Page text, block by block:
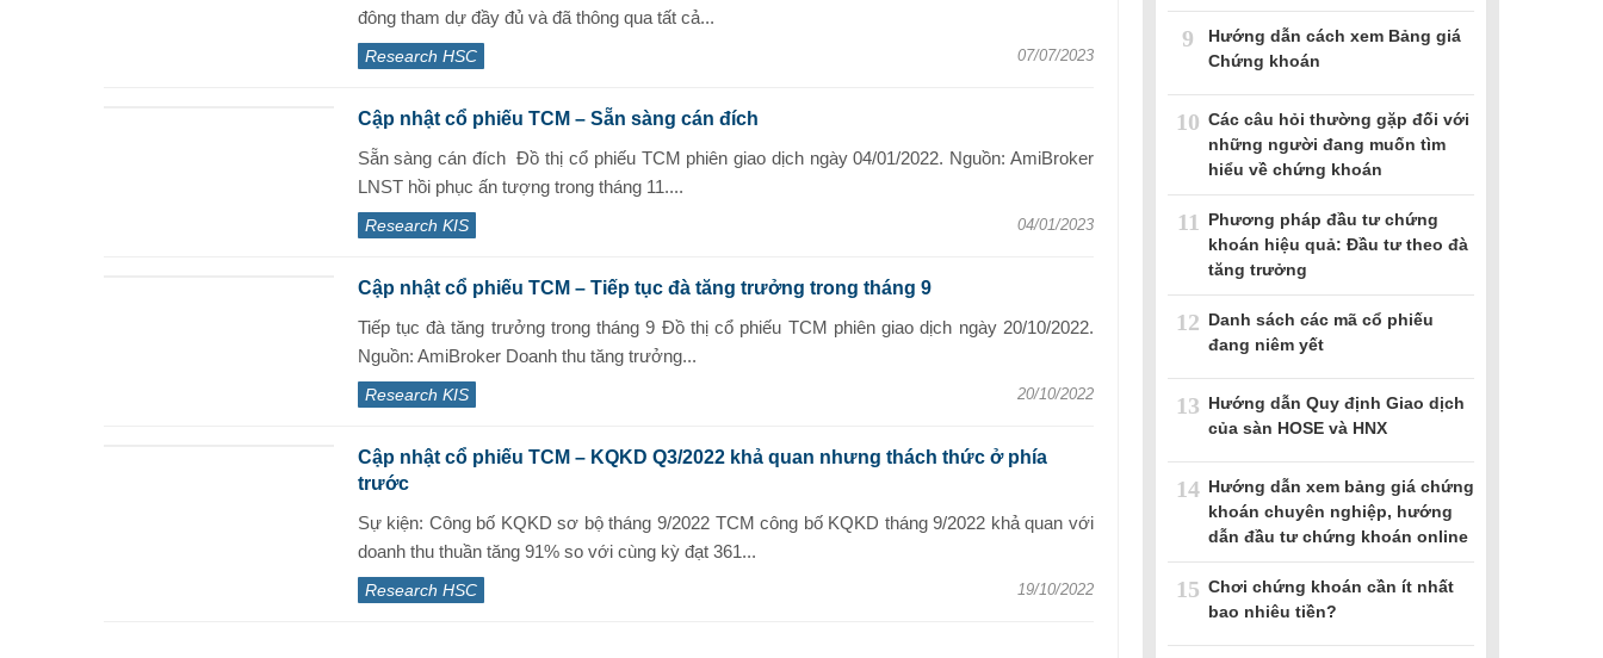
đông tham dự đầy đủ và đã thông qua tất cả...
Research HSC 07/07/2023
Cập nhật cổ phiếu TCM – Sẵn sàng cán đích
Sẵn sàng cán đích Đồ thị cổ phiếu TCM phiên giao dịch ngày 04/01/2022. Nguồn: AmiBroker
LNST hồi phục ấn tượng trong tháng 11....
Research KIS 04/01/2023
Cập nhật cổ phiếu TCM – Tiếp tục đà tăng trưởng trong tháng 9
Tiếp tục đà tăng trưởng trong tháng 9 Đồ thị cổ phiếu TCM phiên giao dịch ngày 20/10/2022.
Nguồn: AmiBroker Doanh thu tăng trưởng...
Research KIS 20/10/2022
Cập nhật cổ phiếu TCM – KQKD Q3/2022 khả quan nhưng thách thức ở phía
trước
Sự kiện: Công bố KQKD sơ bộ tháng 9/2022 TCM công bố KQKD tháng 9/2022 khả quan với
doanh thu thuần tăng 91% so với cùng kỳ đạt 361...
Research HSC 19/10/2022
9
Hướng dẫn cách xem Bảng giá
Chứng khoán
10 Các câu hỏi thường gặp đối với
những người đang muốn tìm
hiểu về chứng khoán
11
Phương pháp đầu tư chứng
khoán hiệu quả: Đầu tư theo đà
tăng trưởng
12 Danh sách các mã cổ phiếu
đang niêm yết
13 Hướng dẫn Quy định Giao dịch
của sàn HOSE và HNX
14 Hướng dẫn xem bảng giá chứng
khoán chuyên nghiệp, hướng
dẫn đầu tư chứng khoán online
15 Chơi chứng khoán cần ít nhất
bao nhiêu tiền?